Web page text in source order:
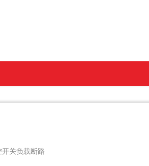
关负载断路